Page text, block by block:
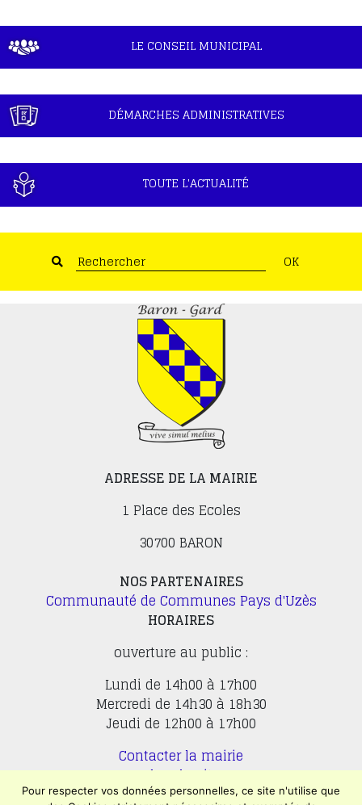
LE CONSEIL MUNICIPAL
DÉMARCHES ADMINISTRATIVES
TOUTE L'ACTUALITÉ
OK
ADRESSE DE LA MAIRIE
1 Place des Ecoles
30700 BARON
NOS PARTENAIRES
Communauté de Communes Pays d'Uzès
HORAIRES
ouverture au public :
Lundi de 14h00 à 17h00
Mercredi de 14h30 à 18h30
Jeudi de 12h00 à 17h00
Contacter la mairie
Plan du site
Mentions légales
Pour respecter vos données personnelles, ce site n'utilise que